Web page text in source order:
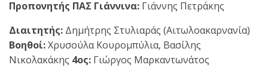
Προπονητής ΠΑΣ Γιάννινα: Γιάννης Πετράκης
Διαιτητής: Δημήτρης Στυλιαράς (Αιτωλοακαρνανία)
Βοηθοί:Χρυσούλα Κουρομπύλια, Βασίλης
Νικολακάκης 4ος: Γιώργος Μαρκαντωνάτος